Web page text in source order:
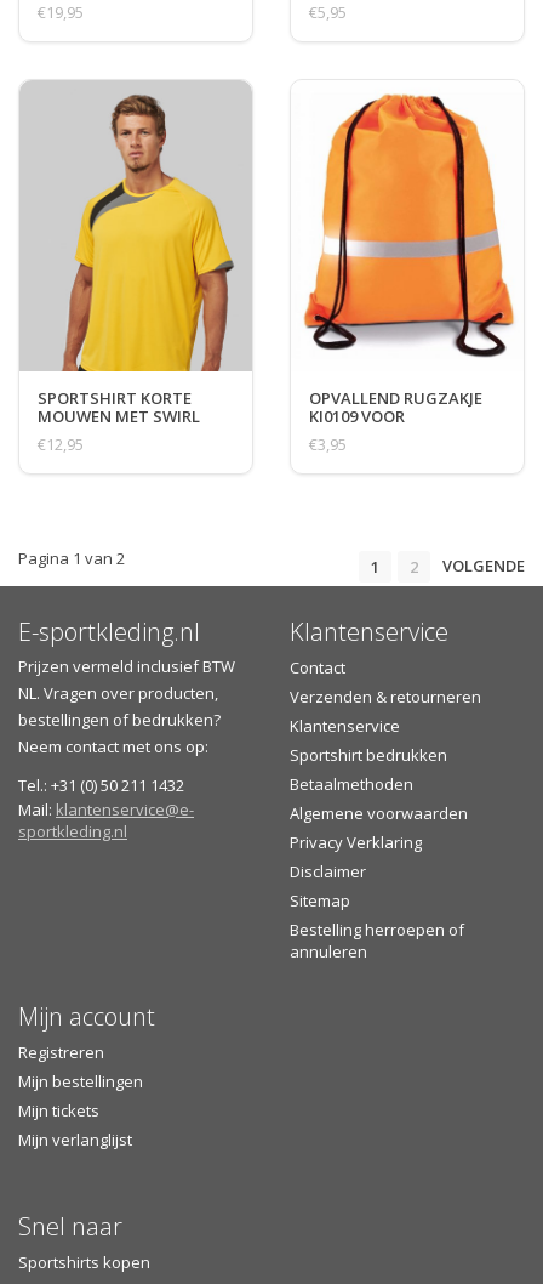
€19,95
€5,95
SPORTSHIRT KORTE
MOUWEN MET SWIRL
€12,95
OPVALLEND RUGZAKJE
KI0109 VOOR
WANDELAARS
€3,95
Pagina 1 van 2 1 2 VOLGENDE
E-sportkleding.nl
Prijzen vermeld inclusief BTW
NL. Vragen over producten,
bestellingen of bedrukken?
Neem contact met ons op:
Tel.: +31 (0) 50 211 1432
Mail: klantenservice@e-
sportkleding.nl
Klantenservice
Contact
Verzenden & retourneren
Klantenservice
Sportshirt bedrukken
Betaalmethoden
Algemene voorwaarden
Privacy Verklaring
Disclaimer
Sitemap
Bestelling herroepen of
annuleren
Mijn account
Registreren
Mijn bestellingen
Mijn tickets
Mijn verlanglijst
Snel naar
Sportshirts kopen